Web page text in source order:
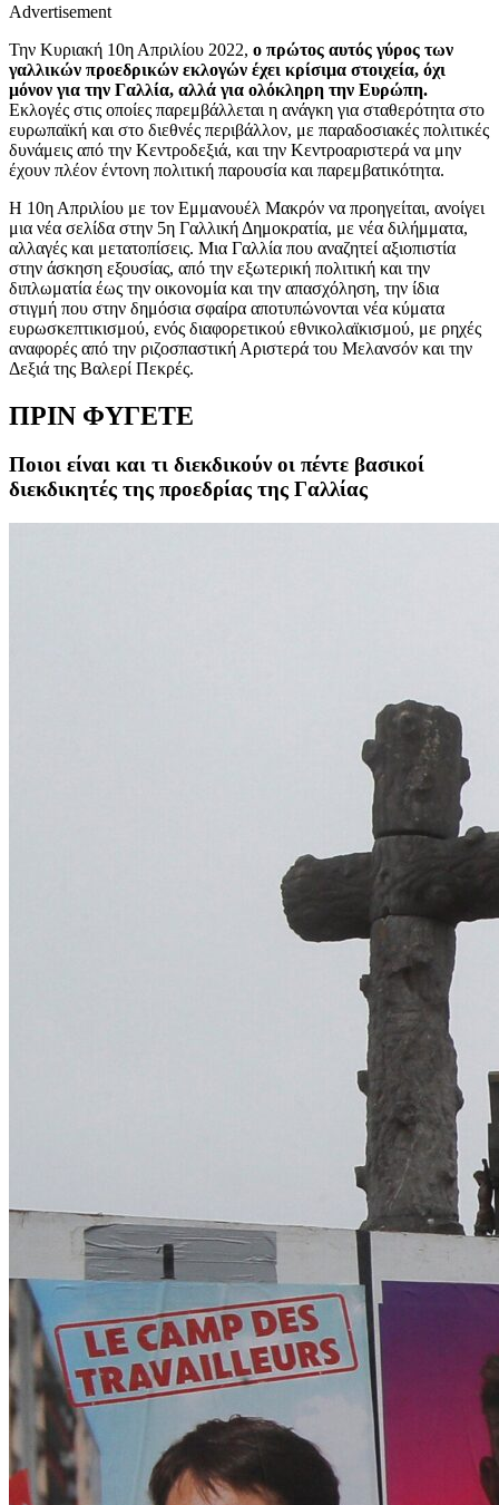
Advertisement
Την Κυριακή 10η Απριλίου 2022, ο πρώτος αυτός γύρος των
γαλλικών προεδρικών εκλογών έχει κρίσιμα στοιχεία, όχι
μόνον για την Γαλλία, αλλά για ολόκληρη την Ευρώπη.
Εκλογές στις οποίες παρεμβάλλεται η ανάγκη για σταθερότητα στο
ευρωπαϊκή και στο διεθνές περιβάλλον, με παραδοσιακές πολιτικές
δυνάμεις από την Κεντροδεξιά, και την Κεντροαριστερά να μην
έχουν πλέον έντονη πολιτική παρουσία και παρεμβατικότητα.
Η 10η Απριλίου με τον Εμμανουέλ Μακρόν να προηγείται, ανοίγει
μια νέα σελίδα στην 5η Γαλλική Δημοκρατία, με νέα διλήμματα,
αλλαγές και μετατοπίσεις. Μια Γαλλία που αναζητεί αξιοπιστία
στην άσκηση εξουσίας, από την εξωτερική πολιτική και την
διπλωματία έως την οικονομία και την απασχόληση, την ίδια
στιγμή που στην δημόσια σφαίρα αποτυπώνονται νέα κύματα
ευρωσκεπτικισμού, ενός διαφορετικού εθνικολαϊκισμού, με ρηχές
αναφορές από την ριζοσπαστική Αριστερά του Μελανσόν και την
Δεξιά της Βαλερί Πεκρές.
ΠΡΙΝ ΦΥΓΕΤΕ
Ποιοι είναι και τι διεκδικούν οι πέντε βασικοί
διεκδικητές της προεδρίας της Γαλλίας